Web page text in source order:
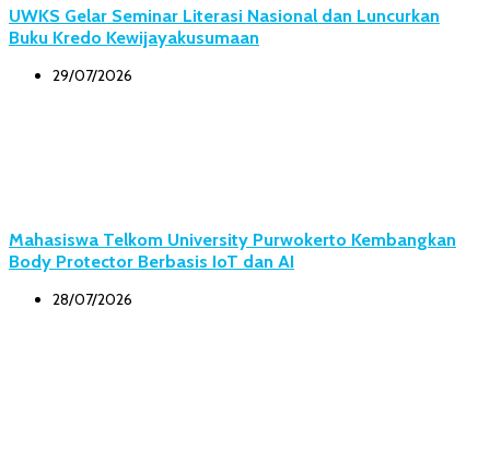
UWKS Gelar Seminar Literasi Nasional dan Luncurkan
Buku Kredo Kewijayakusumaan
29/07/2026
Mahasiswa Telkom University Purwokerto Kembangkan
Body Protector Berbasis IoT dan AI
28/07/2026